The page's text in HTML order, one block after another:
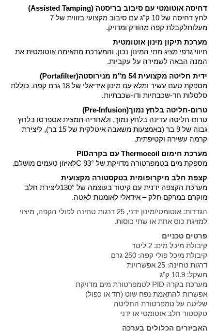
דחיסה אוטומטי עם סיבוב בריסטה (Assisted Tamping)
לחץ דחיסה של 10 ק"ג עם סיבוב מקצועי בזווית של 7
מעלותלקבלת קפה מהודק ומדויק.
מערכת תיקון מינון אוטומטית
חיווי גרפי מציג מתי המינון נכון, והמערכת מתאימה אוטומטית את
המנה הבאה לשמירה על עקביות.
ידית חליטה מקצועית 54 מ"מ מנירוסטה
(Portafilter)
מספקת טעם עשיר ומלא עם מינון אידיאלי של 18 גרם קפה. כוללת
סלסלות חד-שכבתיות ודו-שכבתיות.
טרום-חליטה בלחץ נמוך(Pre-Infusion)
טרום-חליטה עדינה בלחץ נמוך, ולאחריה תמצית אספרסו בלחץ
גבוה של 9 בר (באמצעות משאבה איטלקית של 15 בר), ליצירת
קרמה עשירה וקטיפתית.
מערכת חימום Thermocoil עם בקרהPID
מספקת מים בטמפרטורה מדויקת של 93°
Cלאיזון טעמים מושלם.
קצפת חלב מיקרופומית בטקסטורה מקצועית
מערכת הקצפה ידנית עם קיטור בעוצמה של 130°
ליצירת חלב
מוקרם במרקם חלק – אידאלי לאומנות לאטה.
הגדרות: אוטומטי/מינון ידני, 25 דרגות טחינה לפולי הקפה, מיצוי
למזיגת כוס אחת או שתי כוסות.
פרטים טכניים
קיבולת מיכל מים: 2 ליטר
קיבולת מיכל פולי קפה: 250 גרם
דרגות טחינה: 25 אפשרויות
משקל: 10.9 ק"ג
מערכת בקרה PID לטמפרטורת מים מדויקת
אפשרות להתאמת נפח שוט (חד או כפול)
שליטה על טמפרטורת החליטה
טקסטור חלב אוטומטי או ידני
האביזרים הכלולים בערכה